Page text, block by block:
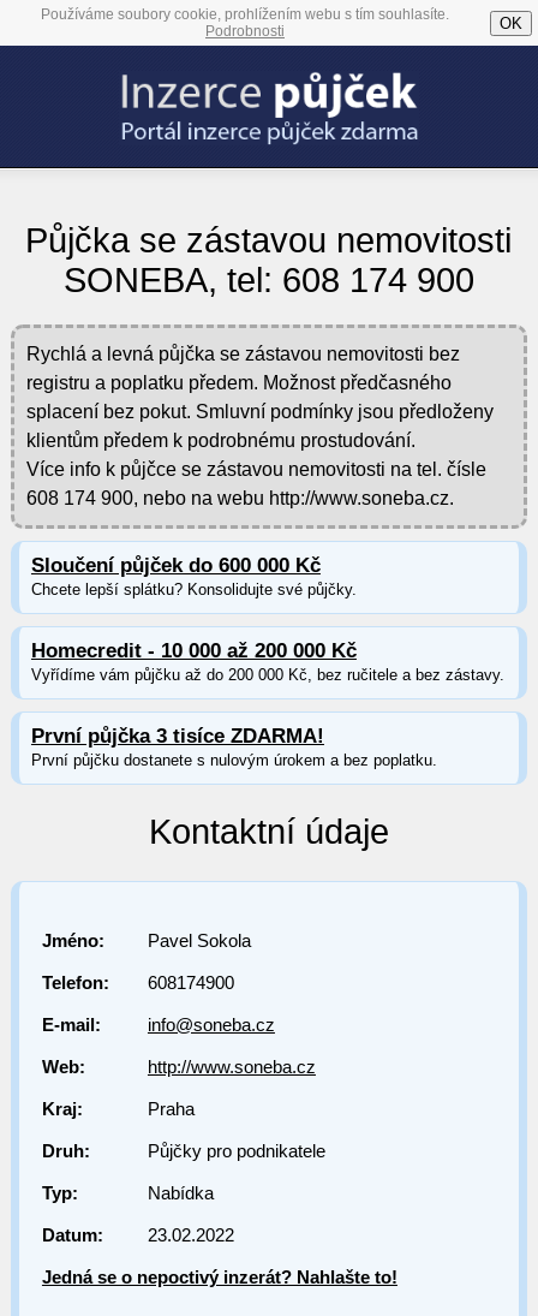
Používáme soubory cookie, prohlížením webu s tím souhlasíte.
Podrobnosti
OK
Půjčka se zástavou nemovitosti
SONEBA, tel: 608 174 900
Rychlá a levná půjčka se zástavou nemovitosti bez
registru a poplatku předem. Možnost předčasného
splacení bez pokut. Smluvní podmínky jsou předloženy
klientům předem k podrobnému prostudování.
Více info k půjčce se zástavou nemovitosti na tel. čísle
608 174 900, nebo na webu http://www.soneba.cz.
Sloučení půjček do 600 000 Kč
Chcete lepší splátku? Konsolidujte své půjčky.
Homecredit - 10 000 až 200 000 Kč
Vyřídíme vám půjčku až do 200 000 Kč, bez ručitele a bez zástavy.
První půjčka 3 tisíce ZDARMA!
První půjčku dostanete s nulovým úrokem a bez poplatku.
Kontaktní údaje
Jméno: Pavel Sokola
Telefon: 608174900
E-mail: info@soneba.cz
Web: http://www.soneba.cz
Kraj: Praha
Druh: Půjčky pro podnikatele
Typ: Nabídka
Datum: 23.02.2022
Jedná se o nepoctivý inzerát? Nahlašte to!